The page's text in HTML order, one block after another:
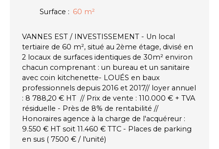
Surface : 60 m²
VANNES EST / INVESTISSEMENT - Un local
tertiaire de 60 m², situé au 2ème étage, divisé en
2 locaux de surfaces identiques de 30m² environ
chacun comprenant : un bureau et un sanitaire
avec coin kitchenette- LOUÉS en baux
professionnels depuis 2016 et 2017// loyer annuel
: 8 788,20 € HT // Prix de vente : 110.000 € + TVA
résiduelle - Près de 8% de rentabilité //
Honoraires agence à la charge de l'acquéreur :
9.550 € HT soit 11.460 € TTC - Places de parking
en sus ( 7500 € / l'unité)